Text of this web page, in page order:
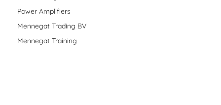
Power Amplifiers
Mennegat Trading BV
Mennegat Training